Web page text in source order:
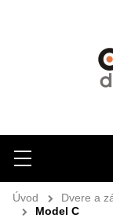
Hľadať
Menu
Úvod Dvere a
Model C